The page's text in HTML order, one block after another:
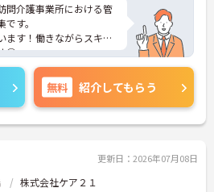
問介護事業所における管
す。
ます！働きながらスキル
◎
イフバランスを保ちなが
対策ポイントなど、さら
のでお気軽にご相談くだ
無料 紹介してもらう
更新日：2026年07月08日
株式会社ケア２１